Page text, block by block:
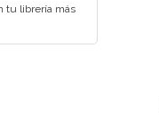
tu librería más